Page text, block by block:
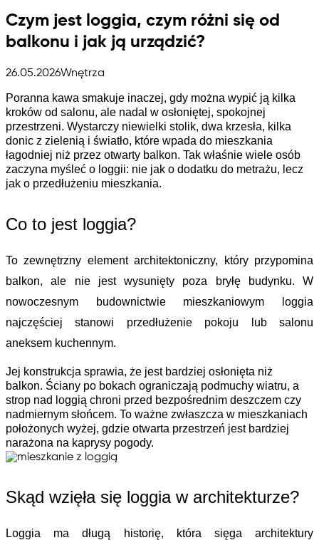
Czym jest loggia, czym różni się od
balkonu i jak ją urządzić?
26.05.2026Wnętrza
Poranna kawa smakuje inaczej, gdy można wypić ją kilka
kroków od salonu, ale nadal w osłoniętej, spokojnej
przestrzeni. Wystarczy niewielki stolik, dwa krzesła, kilka
donic z zielenią i światło, które wpada do mieszkania
łagodniej niż przez otwarty balkon. Tak właśnie wiele osób
zaczyna myśleć o loggii: nie jak o dodatku do metrażu, lecz
jak o przedłużeniu mieszkania.
Co to jest loggia?
To zewnętrzny element architektoniczny, który przypomina
balkon, ale nie jest wysunięty poza bryłę budynku. W
nowoczesnym budownictwie mieszkaniowym loggia
najczęściej stanowi przedłużenie pokoju lub salonu
aneksem kuchennym.
Jej konstrukcja sprawia, że jest bardziej osłonięta niż
balkon. Ściany po bokach ograniczają podmuchy wiatru, a
strop nad loggią chroni przed bezpośrednim deszczem czy
nadmiernym słońcem. To ważne zwłaszcza w mieszkaniach
położonych wyżej, gdzie otwarta przestrzeń jest bardziej
narażona na kaprysy pogody.
Skąd wzięła się loggia w architekturze?
Loggia ma długą historię, która sięga architektury